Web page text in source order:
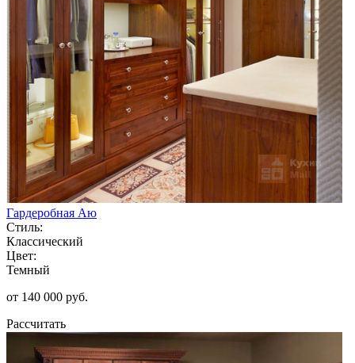
Гардеробная Аю
Стиль:
Классический
Цвет:
Темный
от 140 000 руб.
Рассчитать